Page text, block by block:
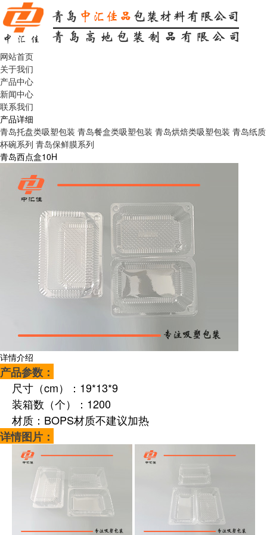
网站首页
关于我们
产品中心
新闻中心
联系我们
产品详细
青岛托盘类吸塑包装 青岛餐盒类吸塑包装 青岛烘焙类吸塑包装 青岛纸质
杯碗系列 青岛保鲜膜系列
青岛西点盒10H
详情介绍
产品参数：
尺寸（cm）：19*13*9
装箱数（个）：1200
材质：BOPS材质不建议加热
详情图片：